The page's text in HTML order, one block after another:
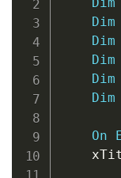
Dim
Dim
Dim
Dim
Dim
On